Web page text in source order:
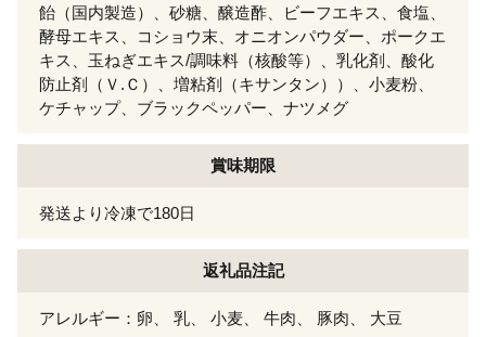
飴（国内製造）、砂糖、醸造酢、ビーフエキス、食塩、
酵母エキス、コショウ末、オニオンパウダー、ポークエ
キス、玉ねぎエキス/調味料（核酸等）、乳化剤、酸化
防止剤（Ｖ.Ｃ）、増粘剤（キサンタン））、小麦粉、
ケチャップ、ブラックペッパー、ナツメグ
賞味期限
発送より冷凍で180日
返礼品注記
アレルギー：卵、 乳、 小麦、 牛肉、 豚肉、 大豆